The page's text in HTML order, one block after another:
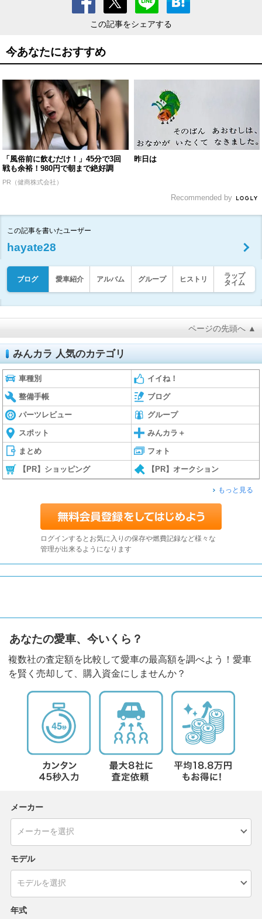
この記事をシェアする
今あなたにおすすめ
「風俗前に飲むだけ！」45分で3回
戦も余裕！980円で朝まで絶好調
PR（健商株式会社）
昨日は
Recommended by
この記事を書いたユーザー
hayate28
ブログ 愛車紹介 アルバム グループ ヒストリ
ラップ
タイム
ページの先頭へ ▲
みんカラ 人気のカテゴリ
車種別 イイね！
整備手帳 ブログ
パーツレビュー グループ
スポット みんカラ＋
まとめ フォト
【PR】ショッピング 【PR】オークション
もっと見る
ログインするとお気に入りの保存や燃費記録など様々な
管理が出来るようになります
あなたの愛車、今いくら？
複数社の査定額を比較して愛車の最高額を調べよう！愛車
を賢く売却して、購入資金にしませんか？
メーカー
モデル
年式